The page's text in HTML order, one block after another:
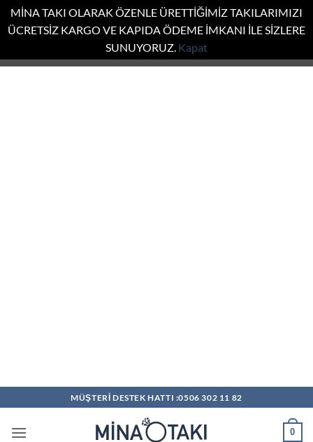
MİNA TAKI OLARAK ÖZENLE ÜRETTİĞİMİZ TAKILARIMIZI
ÜCRETSİZ KARGO VE KAPIDA ÖDEME İMKANI İLE SİZLERE
SUNUYORUZ. Kapat
İçeriğe
MÜŞTERİ DESTEK HATTI :0506 302 11 82
0